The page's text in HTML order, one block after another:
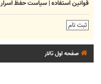
قوانین استفاده|سیاست حفظ اسرار
ثبت نام
صفحه اول تالار